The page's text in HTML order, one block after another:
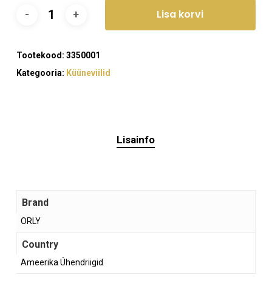
Lisa korvi
Tootekood: 3350001
Kategooria: Küüneviilid
Lisainfo
Brand
ORLY
Country
Ameerika Ühendriigid